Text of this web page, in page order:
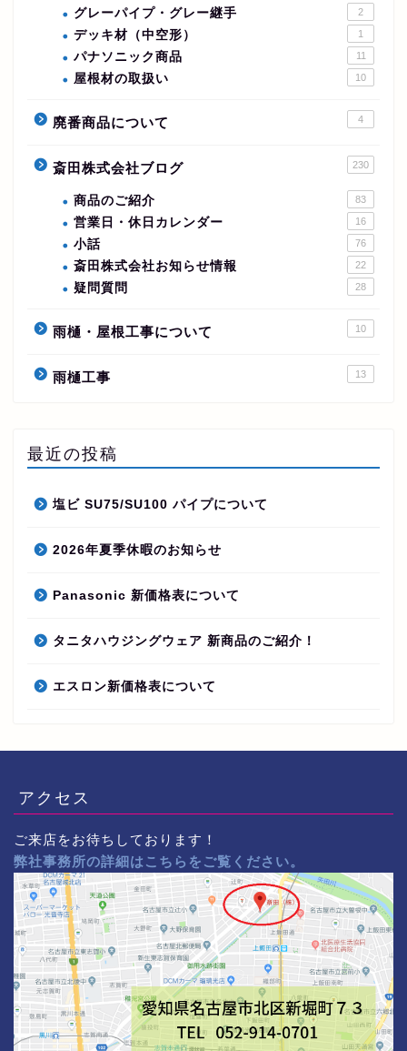
グレーパイプ・グレー継手 2
デッキ材（中空形） 1
パナソニック商品 11
屋根材の取扱い 10
廃番商品について 4
斎田株式会社ブログ 230
商品のご紹介 83
営業日・休日カレンダー 16
小話 76
斎田株式会社お知らせ情報 22
疑問質問 28
雨樋・屋根工事について 10
雨樋工事 13
最近の投稿
塩ビ SU75/SU100 パイプについて
2026年夏季休暇のお知らせ
Panasonic 新価格表について
タニタハウジングウェア 新商品のご紹介！
エスロン新価格表について
アクセス
ご来店をお待ちしております！
弊社事務所の詳細はこちらをご覧ください。